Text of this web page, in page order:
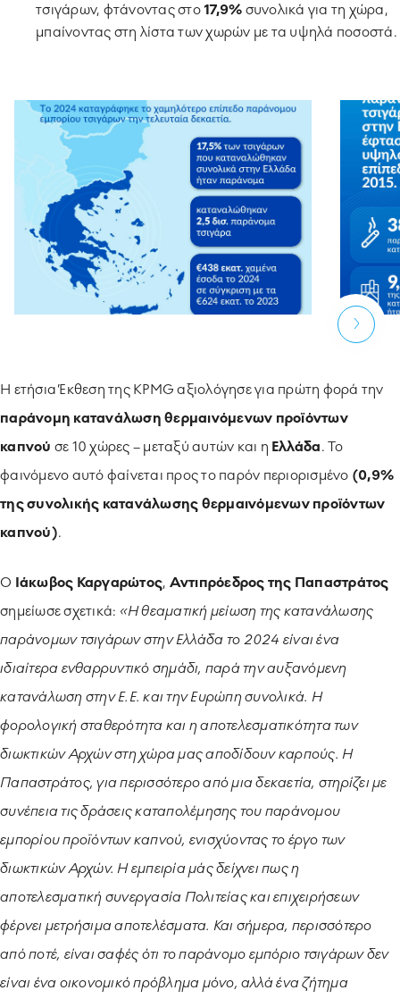
τσιγάρων, φτάνοντας στο17,9% συνολικά για τη χώρα,
μπαίνοντας στη λίστα των χωρών με τα υψηλά ποσοστά.
Η ετήσια Έκθεση της KPMG αξιολόγησε για πρώτη φορά την
παράνομη κατανάλωση θερμαινόμενων προϊόντων
καπνού σε 10 χώρες – μεταξύ αυτών και η Ελλάδα. Το
φαινόμενο αυτό φαίνεται προς το παρόν περιορισμένο (0,9%
της συνολικής κατανάλωσης θερμαινόμενων προϊόντων
καπνού).
Ο Ιάκωβος Καργαρώτος, Αντιπρόεδρος της Παπαστράτος
σημείωσε σχετικά: «Η θεαματική μείωση της κατανάλωσης
παράνομων τσιγάρων στην Ελλάδα το 2024 είναι ένα
ιδιαίτερα ενθαρρυντικό σημάδι, παρά την αυξανόμενη
κατανάλωση στην Ε.Ε. και την Ευρώπη συνολικά. Η
φορολογική σταθερότητα και η αποτελεσματικότητα των
διωκτικών Αρχών στη χώρα μας αποδίδουν καρπούς. Η
Παπαστράτος, για περισσότερο από μια δεκαετία, στηρίζει με
συνέπεια τις δράσεις καταπολέμησης του παράνομου
εμπορίου προϊόντων καπνού, ενισχύοντας το έργο των
διωκτικών Αρχών. Η εμπειρία μάς δείχνει πως η
αποτελεσματική συνεργασία Πολιτείας και επιχειρήσεων
φέρνει μετρήσιμα αποτελέσματα. Και σήμερα, περισσότερο
από ποτέ, είναι σαφές ότι το παράνομο εμπόριο τσιγάρων δεν
είναι ένα οικονομικό πρόβλημα μόνο, αλλά ένα ζήτημα